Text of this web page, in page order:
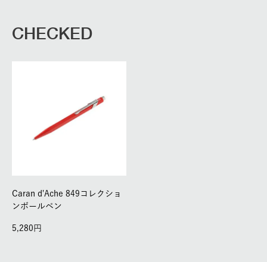
CHECKED
Caran d'Ache 849コレクショ
ンボールペン
5,280